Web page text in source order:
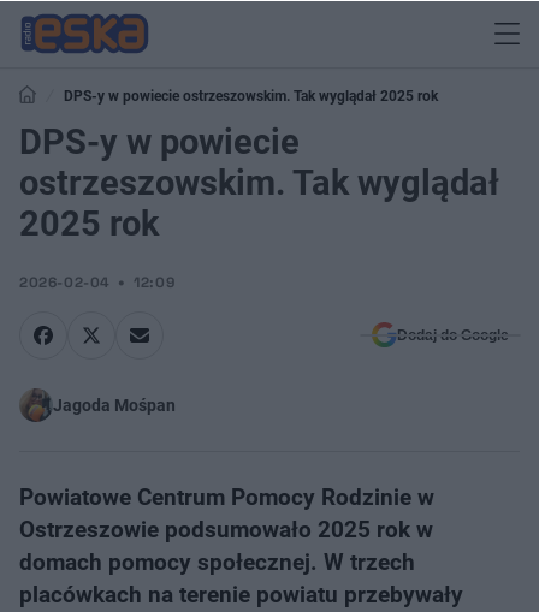
DPS-y w powiecie ostrzeszowskim. Tak wyglądał 2025 rok
DPS-y w powiecie
ostrzeszowskim. Tak wyglądał
2025 rok
2026-02-04 12:09
Dodaj do Google
Jagoda Mośpan
Powiatowe Centrum Pomocy Rodzinie w
Ostrzeszowie podsumowało 2025 rok w
domach pomocy społecznej. W trzech
placówkach na terenie powiatu przebywały